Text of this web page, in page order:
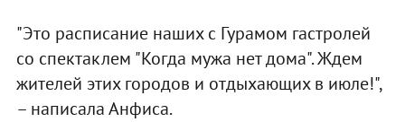
"Это расписание наших с Гурамом гастролей
со спектаклем "Когда мужа нет дома". Ждем
жителей этих городов и отдыхающих в июле!",
– написала Анфиса.